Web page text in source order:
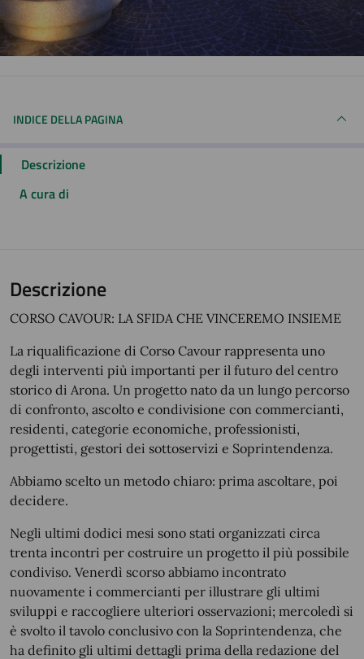
INDICE DELLA PAGINA
Descrizione
A cura di
Descrizione
CORSO CAVOUR: LA SFIDA CHE VINCEREMO INSIEME
La riqualificazione di Corso Cavour rappresenta uno
degli interventi più importanti per il futuro del centro
storico di Arona. Un progetto nato da un lungo percorso
di confronto, ascolto e condivisione con commercianti,
residenti, categorie economiche, professionisti,
progettisti, gestori dei sottoservizi e Soprintendenza.
Abbiamo scelto un metodo chiaro: prima ascoltare, poi
decidere.
Negli ultimi dodici mesi sono stati organizzati circa
trenta incontri per costruire un progetto il più possibile
condiviso. Venerdì scorso abbiamo incontrato
nuovamente i commercianti per illustrare gli ultimi
sviluppi e raccogliere ulteriori osservazioni; mercoledì si
è svolto il tavolo conclusivo con la Soprintendenza, che
ha definito gli ultimi dettagli prima della redazione del